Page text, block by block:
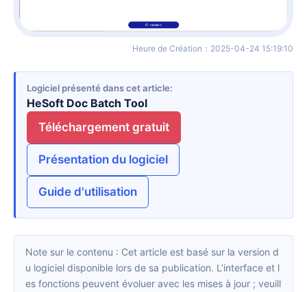
Heure de Création ： 2025-04-24 15:19:10
Logiciel présenté dans cet article
HeSoft Doc Batch Tool
Téléchargement gratuit
Présentation du logiciel
Guide d'utilisation
Note sur le contenu : Cet article est basé sur la version d
u logiciel disponible lors de sa publication. L’interface et l
es fonctions peuvent évoluer avec les mises à jour ; veuill